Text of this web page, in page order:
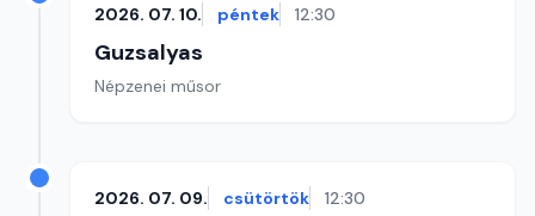
2026. 07. 10. péntek 12:30
Guzsalyas
Népzenei műsor
2026. 07. 09. csütörtök 12:30